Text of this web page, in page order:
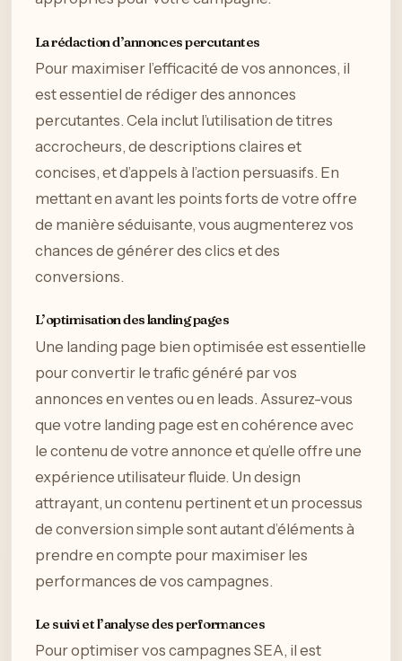
La rédaction d’annonces percutantes
Pour maximiser l’efficacité de vos annonces, il
est essentiel de rédiger des annonces
percutantes. Cela inclut l’utilisation de titres
accrocheurs, de descriptions claires et
concises, et d’appels à l’action persuasifs. En
mettant en avant les points forts de votre offre
de manière séduisante, vous augmenterez vos
chances de générer des clics et des
conversions.
L’optimisation des landing pages
Une landing page bien optimisée est essentielle
pour convertir le trafic généré par vos
annonces en ventes ou en leads. Assurez-vous
que votre landing page est en cohérence avec
le contenu de votre annonce et qu’elle offre une
expérience utilisateur fluide. Un design
attrayant, un contenu pertinent et un processus
de conversion simple sont autant d’éléments à
prendre en compte pour maximiser les
performances de vos campagnes.
Le suivi et l’analyse des performances
Pour optimiser vos campagnes SEA, il est